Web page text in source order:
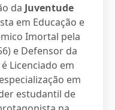
da Juventude
em Educação e
Imortal pela
e Defensor da
Licenciado em
em
estudantil de